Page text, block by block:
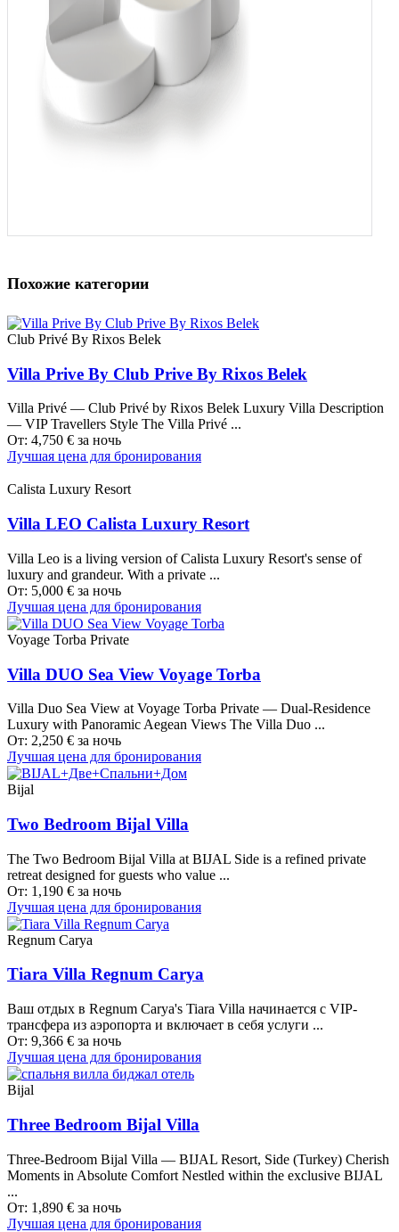
Похожие категории
Club Privé By Rixos Belek
Villa Prive By Club Prive By Rixos Belek
Villa Privé — Club Privé by Rixos Belek Luxury Villa Description
— VIP Travellers Style The Villa Privé ...
От: 4,750 € за ночь
Лучшая цена для бронирования
Calista Luxury Resort
Villa LEO Calista Luxury Resort
Villa Leo is a living version of Calista Luxury Resort's sense of
luxury and grandeur. With a private ...
От: 5,000 € за ночь
Лучшая цена для бронирования
Voyage Torba Private
Villa DUO Sea View Voyage Torba
Villa Duo Sea View at Voyage Torba Private — Dual-Residence
Luxury with Panoramic Aegean Views The Villa Duo ...
От: 2,250 € за ночь
Лучшая цена для бронирования
Bijal
Two Bedroom Bijal Villa
The Two Bedroom Bijal Villa at BIJAL Side is a refined private
retreat designed for guests who value ...
От: 1,190 € за ночь
Лучшая цена для бронирования
Regnum Carya
Tiara Villa Regnum Carya
Ваш отдых в Regnum Carya's Tiara Villa начинается с VIP-
трансфера из аэропорта и включает в себя услуги ...
От: 9,366 € за ночь
Лучшая цена для бронирования
Bijal
Three Bedroom Bijal Villa
Three-Bedroom Bijal Villa — BIJAL Resort, Side (Turkey) Cherish
Moments in Absolute Comfort Nestled within the exclusive BIJAL
...
От: 1,890 € за ночь
Лучшая цена для бронирования